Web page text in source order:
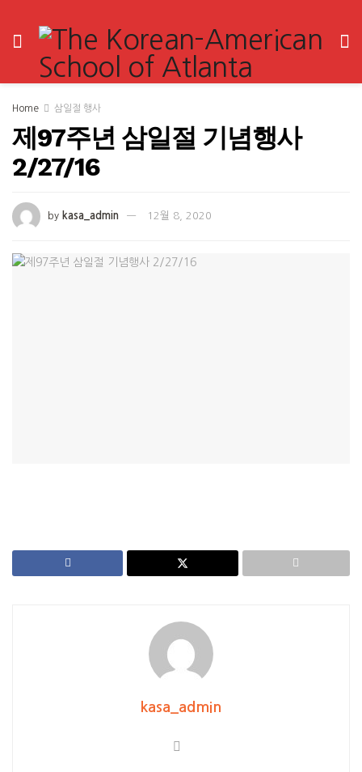
Home 삼일절 행사
제97주년 삼일절 기념행사
2/27/16
by kasa_admin 12월 8, 2020
kasa_admin